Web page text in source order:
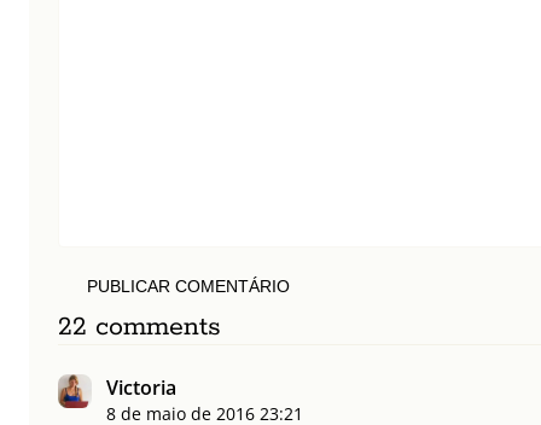
PUBLICAR COMENTÁRIO
22 comments
Victoria
8 de maio de 2016 23:21